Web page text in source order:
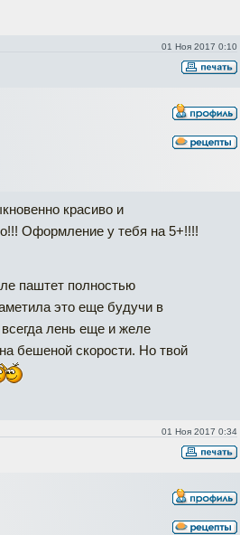
01 Ноя 2017 0:10
красиво и
Оформление у тебя на 5+!!!!
паштет полностью
это еще будучи в
лень еще и желе
бешеной скорости. Но твой
01 Ноя 2017 0:34